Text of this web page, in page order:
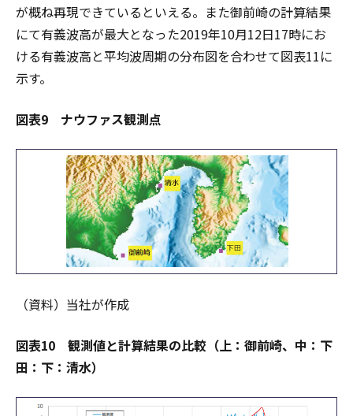
が概ね再現できているといえる。また御前崎の計算結果
にて有義波高が最大となった2019年10月12日17時にお
ける有義波高と平均波周期の分布図を合わせて図表11に
示す。
図表9 ナウファス観測点
（資料）当社が作成
図表10 観測値と計算結果の比較（上：御前崎、中：下
田：下：清水）